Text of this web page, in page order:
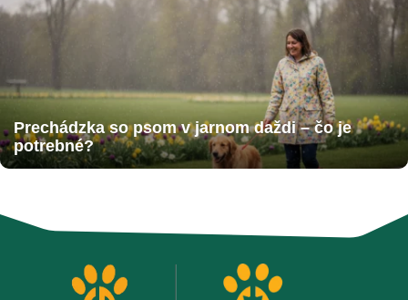
Prechádzka so psom v jarnom daždi – čo je
potrebné?